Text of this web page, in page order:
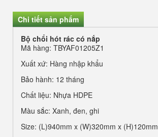
Chi tiết sản phẩm
Bộ chổi hót rác có nắp
Mã hàng: TBYAF01205Z1
Xuất xứ: Hàng nhập khẩu
Bảo hành: 12 tháng
Chất liệu: Nhựa HDPE
Màu sắc: Xanh, đen, ghi
Size: (L)940mm x (W)320mm x (H)120mm